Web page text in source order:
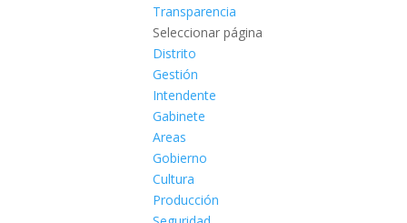
Transparencia
Seleccionar página
Distrito
Gestión
Intendente
Gabinete
Areas
Gobierno
Cultura
Producción